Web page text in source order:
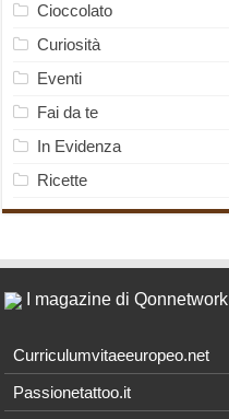
Cioccolato
Curiosità
Eventi
Fai da te
In Evidenza
Ricette
I magazine di Qonnetwork
Curriculumvitaeeuropeo.net
Passionetattoo.it